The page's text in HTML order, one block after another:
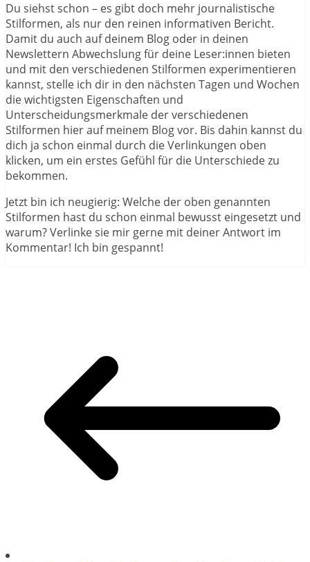
Du siehst schon – es gibt doch mehr journalistische
Stilformen, als nur den reinen informativen Bericht.
Damit du auch auf deinem Blog oder in deinen
Newslettern Abwechslung für deine Leser:innen bieten
und mit den verschiedenen Stilformen experimentieren
kannst, stelle ich dir in den nächsten Tagen und Wochen
die wichtigsten Eigenschaften und
Unterscheidungsmerkmale der verschiedenen
Stilformen hier auf meinem Blog vor. Bis dahin kannst du
dich ja schon einmal durch die Verlinkungen oben
klicken, um ein erstes Gefühl für die Unterschiede zu
bekommen.
Jetzt bin ich neugierig: Welche der oben genannten
Stilformen hast du schon einmal bewusst eingesetzt und
warum? Verlinke sie mir gerne mit deiner Antwort im
Kommentar! Ich bin gespannt!